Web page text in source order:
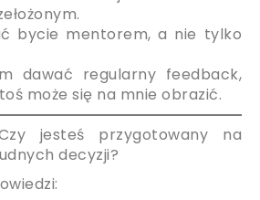
bycie mentorem, a nie tylko
dawać regularny feedback,
może się na mnie obrazić.
jesteś przygotowany na
decyzji?